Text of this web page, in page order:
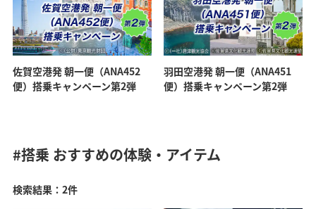
佐賀空港発 朝一便（ANA452
便）搭乗キャンペーン第2弾
羽田空港発 朝一便（ANA451
便）搭乗キャンペーン第2弾
#搭乗おすすめの体験・アイテム
検索結果：2件